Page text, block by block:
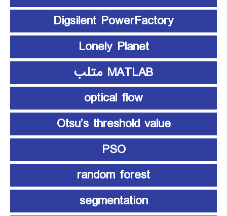
Digsilent PowerFactory
Lonely Planet
MATLAB متلب
optical flow
Otsu’s threshold value
PSO
random forest
segmentation